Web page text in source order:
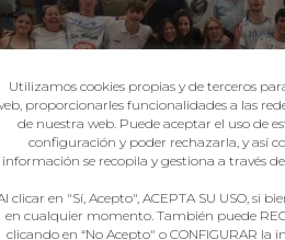
Utilizamos cookies propias y de terceros
proporcionarles funcionalidades a las
de nuestra web. Puede aceptar el uso de
configuración y poder rechazarla, y así
información se recopila y gestiona a través
clicar en "Sí, Acepto", ACEPTA SU USO, si
en cualquier momento. También puede
clicando en “No Acepto" o CONFIGURAR la